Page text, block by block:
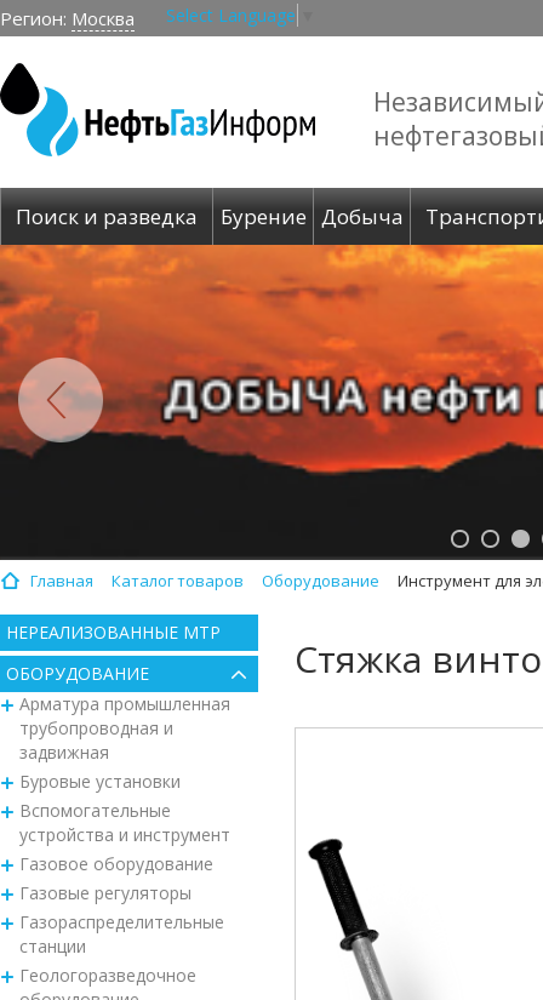
Регион: Москва Select Language
Поиск и разведка Бурение Добыча
Главная Каталог товаров Оборудование Инструмент для
НЕРЕАЛИЗОВАННЫЕ МТР
ОБОРУДОВАНИЕ
Арматура промышленная
трубопроводная и
задвижная
Буровые установки
Вспомогательные
устройства и инструмент
Газовое оборудование
Газовые регуляторы
Газораспределительные
станции
Геологоразведочное
Стяжка